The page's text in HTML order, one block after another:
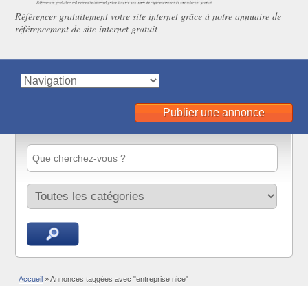
Référencer gratuitement votre site internet grâce à notre annuaire de
référencement de site internet gratuit
Publier une annonce
Accueil » Annonces taggées avec "entreprise nice"